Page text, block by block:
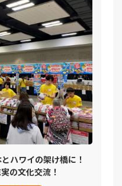
ハワイの架け橋に！
の文化交流！